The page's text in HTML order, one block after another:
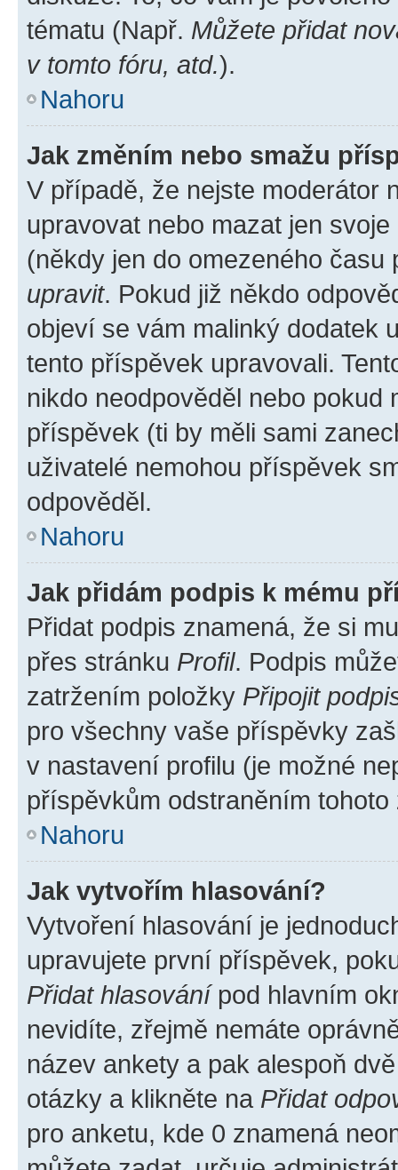
tématu (Např. Můžete přidat
v tomto fóru, atd.).
Nahoru
Jak změním nebo smažu
V případě, že nejste moderátor
upravovat nebo mazat jen
(někdy jen do omezeného
upravit. Pokud již někdo
objeví se vám malinký dodatek
tento příspěvek upravovali.
nikdo neodpověděl nebo pokud
příspěvek (ti by měli sami
uživatelé nemohou příspěvek
odpověděl.
Nahoru
Jak přidám podpis k mému
Přidat podpis znamená, že si
přes stránku Profil. Podpis
zatržením položky Připojit
pro všechny vaše příspěvky
v nastavení profilu (je možné
příspěvkům odstraněním
Nahoru
Jak vytvořím hlasování?
Vytvoření hlasování je
upravujete první příspěvek,
Přidat hlasovánípod hlavním
nevidíte, zřejmě nemáte
název ankety a pak alespoň
otázky a klikněte na Přidat
pro anketu, kde 0 znamená